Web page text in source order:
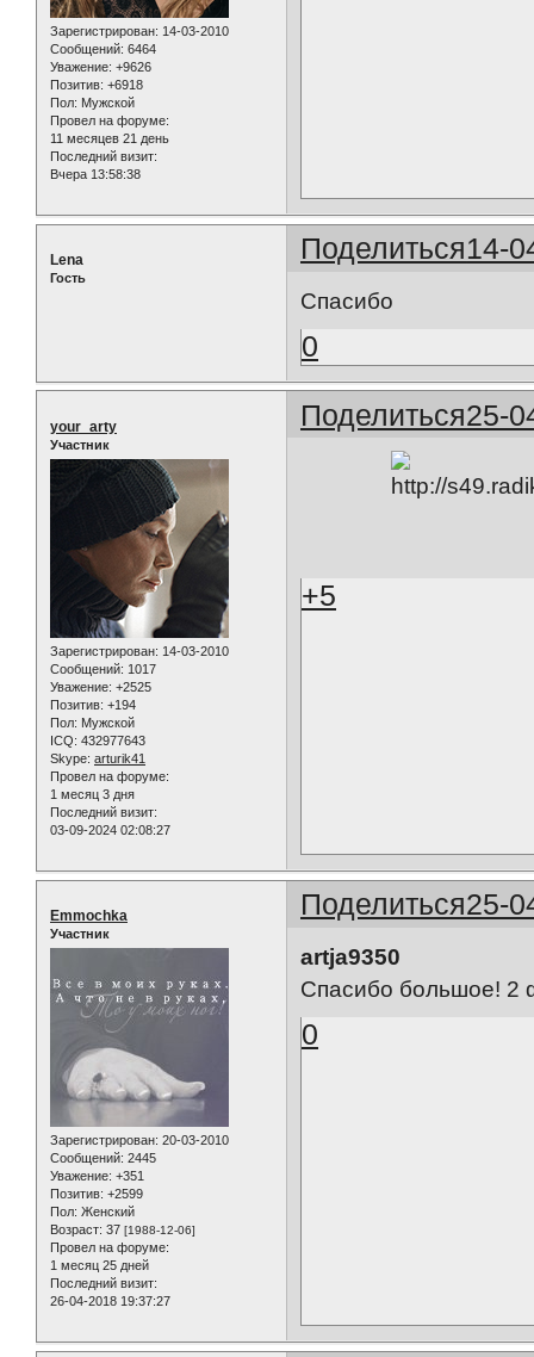
Зарегистрирован: 14-03-2010
Сообщений: 6464
Уважение: +9626
Позитив: +6918
Пол: Мужской
Провел на форуме:
11 месяцев 21 день
Последний визит:
Вчера 13:58:38
Поделиться14-
Lena
Гость
Спасибо
0
Поделиться25-
your_arty
Участник
Зарегистрирован: 14-03-2010
Сообщений: 1017
Уважение: +2525
Позитив: +194
Пол: Мужской
ICQ: 432977643
Skype: arturik41
Провел на форуме:
1 месяц 3 дня
Последний визит:
03-09-2024 02:08:27
+5
Поделиться25-
Emmochka
Участник
Зарегистрирован: 20-03-2010
Сообщений: 2445
Уважение: +351
Позитив: +2599
Пол: Женский
Возраст: 37 [1988-12-06]
Провел на форуме:
1 месяц 25 дней
Последний визит:
26-04-2018 19:37:27
artja9350
Спасибо большое! 2
0